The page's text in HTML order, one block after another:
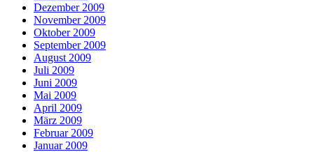
Dezember 2009
November 2009
Oktober 2009
September 2009
August 2009
Juli 2009
Juni 2009
Mai 2009
April 2009
März 2009
Februar 2009
Januar 2009